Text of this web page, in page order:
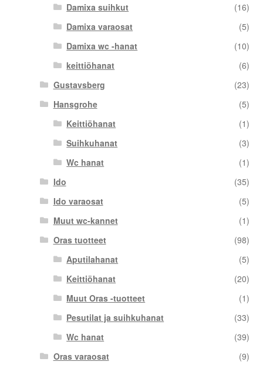
Damixa suihkut
(16)
Damixa varaosat
(5)
Damixa wc -hanat
(10)
keittiöhanat
(6)
Gustavsberg
(23)
Hansgrohe
(5)
Keittiöhanat
(1)
Suihkuhanat
(3)
Wc hanat
(1)
Ido
(35)
Ido varaosat
(5)
Muut wc-kannet
(1)
Oras tuotteet
(98)
Aputilahanat
(5)
Keittiöhanat
(20)
Muut Oras -tuotteet
(1)
Pesutilat ja suihkuhanat
(33)
Wc hanat
(39)
Oras varaosat
(9)